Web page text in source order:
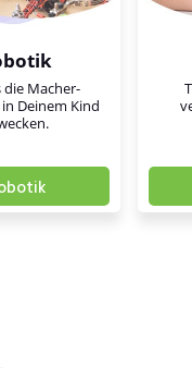
Macher-
Deinem Kind